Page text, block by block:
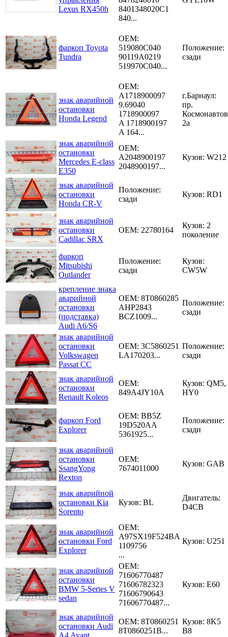
Lexus RX450h
8401348020C1
840...
фаркоп Toyota
Tundra
OEM:
519080C040
90119A0219
519970C040...
Положение:
сзади
знак аварийной
остановки
Honda Legend
OEM:
A1718900097
9.69040
1718900097
A 1718900197
A 164...
г.Барнаул:
пр.
Космонавтов
2а
знак аварийной
остановки
Mercedes E-class
E350
OEM:
A2048900197
2048900197...
Кузов: W212
знак аварийной
остановки
Honda CR-V
Положение:
сзади
Кузов: RD1
знак аварийной
остановки
Cadillac SRX
OEM: 22780164
Кузов: 2
поколение
фаркоп
Mitsubishi
Outlander
Положение:
сзади
Кузов:
CW5W
крепление знака
аварийной
остановки
(подставка)
Audi A6/S6
OEM: 8T0860285
AHP2843
BCZ1009...
Положение:
сзади
знак аварийной
остановки
Volkswagen
Passat CC
OEM: 3C5860251
LA170203...
Положение:
сзади
знак аварийной
остановки
Renault Koleos
OEM:
849A4JY10A
Кузов: QM5,
HY0
фаркоп Ford
Explorer
OEM: BB5Z
19D520AA
5361925...
Положение:
сзади
знак аварийной
остановки
SsangYong
Rexton
OEM:
7674011000
Кузов: GAB
знак аварийной
остановки Kia
Sorento
Кузов: BL
Двигатель:
D4CB
знак аварийной
остановки Ford
Explorer
OEM:
A97SX19F524BA
1109756
...
Кузов: U251
знак аварийной
остановки
BMW 5-Series V
sedan
OEM:
71606770487
71606782323
71606790643
71606770487...
Кузов: E60
знак аварийной
остановки Audi
OEM: 8T0860251
8T0860251B...
Кузов: 8K5
B8